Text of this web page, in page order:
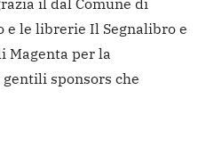
il dal Comune di
e le librerie Il Segnalibro e
Magenta per la
sponsors che